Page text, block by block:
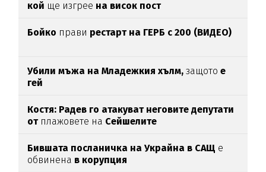
кой ще изгрее на висок пост
Бойко прави рестарт на ГЕРБ с 200 (ВИДЕО)
Убили мъжа на Младежкия хълм,защото е
гей
Костя: Радев го атакуват неговите депутати
отплажовете на Сейшелите
Бившата посланичка на Украйна в САЩ е
обвинена в корупция